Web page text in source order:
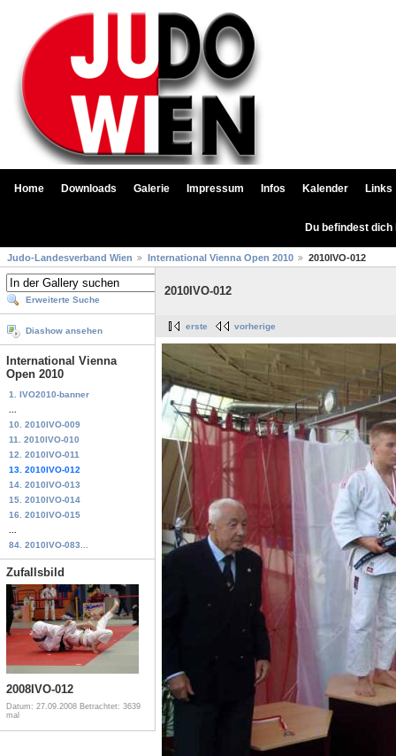
Home Downloads Galerie Impressum Infos Kalender Links
Du befindest
Judo-Landesverband Wien International Vienna Open 2010 2010IVO-012
Erweiterte Suche
Diashow ansehen
International Vienna
Open 2010
1. IVO2010-banner
10. 2010IVO-009
11. 2010IVO-010
12. 2010IVO-011
13. 2010IVO-012
14. 2010IVO-013
15. 2010IVO-014
16. 2010IVO-015
84. 2010IVO-083...
Zufallsbild
2008IVO-012
Datum: 27.09.2008 Betrachtet: 3639
mal
2010IVO-012
erste vorherige